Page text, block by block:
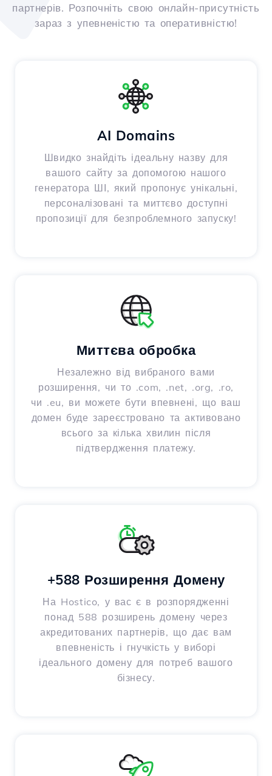
партнерів. Розпочніть свою онлайн-присутність
зараз з упевненістю та оперативністю!
AI Domains
Швидко знайдіть ідеальну назву для
вашого сайту за допомогою нашого
генератора ШІ, який пропонує унікальні,
персоналізовані та миттєво доступні
пропозиції для безпроблемного запуску!
Миттєва обробка
Незалежно від вибраного вами
розширення, чи то .com, .net, .org, .ro,
чи .eu, ви можете бути впевнені, що ваш
домен буде зареєстровано та активовано
всього за кілька хвилин після
підтвердження платежу.
+588 Розширення Домену
На Hostico, у вас є в розпорядженні
понад 588 розширень домену через
акредитованих партнерів, що дає вам
впевненість і гнучкість у виборі
ідеального домену для потреб вашого
бізнесу.